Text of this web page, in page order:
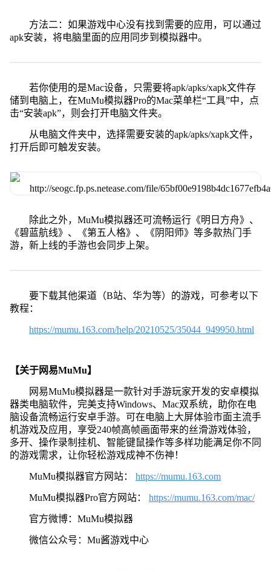
方法二：如果游戏中心没有找到需要的应用，可以通过
apk安装，将电脑里面的应用同步到模拟器中。
若你使用的是Mac设备，只需要将apk/apks/xapk文件存
储到电脑上，在MuMu模拟器Pro的Mac菜单栏“工具”中，点
击“安装apk”，则会打开电脑文件夹。
从电脑文件夹中，选择需要安装的apk/apks/xapk文件，
打开后即可触发安装。
除此之外，MuMu模拟器还可流畅运行《明日方舟》、
《碧蓝航线》、《第五人格》、《阴阳师》等多款热门手
游，新上线的手游也会同步上架。
要下载其他渠道（B站、华为等）的游戏，可参考以下
教程：
https://mumu.163.com/help/20210525/35044_949950.html
【关于网易MuMu】
网易MuMu模拟器是一款针对手游玩家开发的安卓模拟
器类电脑软件，完美支持Windows、Mac双系统，助你在电
脑设备流畅运行安卓手游。可在电脑上大屏体验市面主流手
机游戏及应用，享受240帧高帧画面带来的丝滑游戏体验，
多开、操作录制挂机、智能键鼠操作等多样功能满足你不同
的游戏需求，让你轻松游戏成神不伤神！
MuMu模拟器官方网站： https://mumu.163.com
MuMu模拟器Pro官方网站： https://mumu.163.com/mac/
官方微博：MuMu模拟器
微信公众号：Mu酱游戏中心